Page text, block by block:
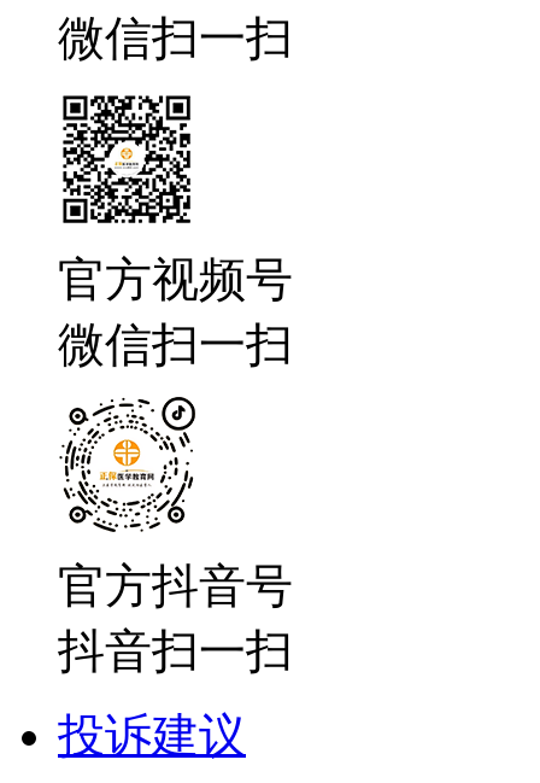
微信扫一扫
官方视频号
微信扫一扫
官方抖音号
抖音扫一扫
投诉建议